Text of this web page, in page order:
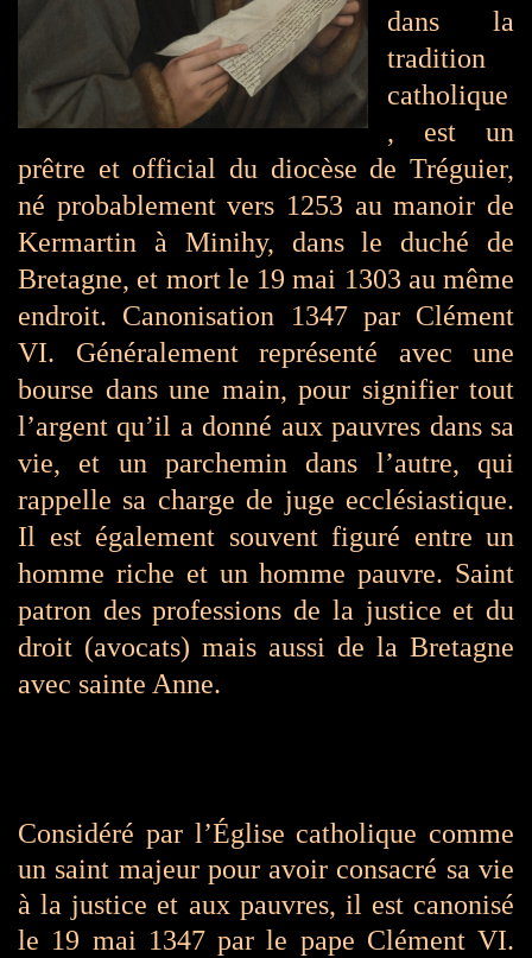
dans la
tradition
catholique
, est un
prêtre et official du diocèse de Tréguier,
né probablement vers 1253 au manoir de
Kermartin à Minihy, dans le duché de
Bretagne, et mort le 19 mai 1303 au même
endroit. Canonisation 1347 par Clément
VI. Généralement représenté avec une
bourse dans une main, pour signifier tout
l’argent qu’il a donné aux pauvres dans sa
vie, et un parchemin dans l’autre, qui
rappelle sa charge de juge ecclésiastique.
Il est également souvent figuré entre un
homme riche et un homme pauvre. Saint
patron desprofessions de la justice et du
droit (avocats) mais aussi de la Bretagne
avec sainte Anne.
Considéré par l’Église catholique comme
un saint majeur pour avoir consacré sa vie
à la justice et aux pauvres, il est canonisé
le 19 mai 1347 par le pape Clément VI.